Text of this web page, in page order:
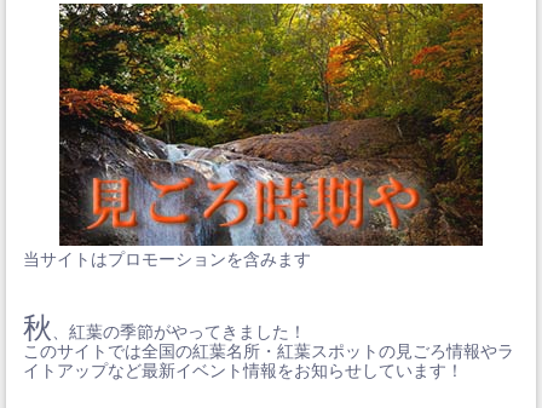
当サイトはプロモーションを含みます
秋
、紅葉の季節がやってきました！
このサイトでは全国の紅葉名所・紅葉スポットの見ごろ情報やラ
イトアップなど最新イベント情報をお知らせしています！